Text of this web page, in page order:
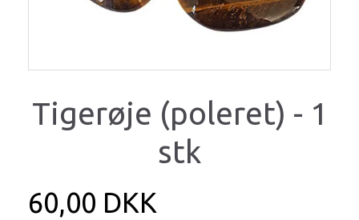
Tigerøje (poleret) - 1
stk
60,00 DKK